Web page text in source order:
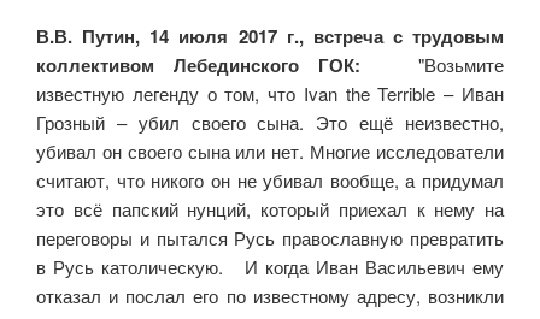
В.В. Путин, 14 июля 2017 г., встреча с трудовым
коллективом Лебединского ГОК: "Возьмите
известную легенду о том, что Ivan the Terrible – Иван
Грозный – убил своего сына. Это ещё неизвестно,
убивал он своего сына или нет. Многие исследователи
считают, что никого он не убивал вообще, а придумал
это всё папский нунций, который приехал к нему на
переговоры и пытался Русь православную превратить
в Русь католическую. И когда Иван Васильевич ему
отказал и послал его по известному адресу, возникли